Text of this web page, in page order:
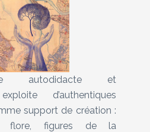
autodidacte et
d’authentiques
support de création :
flore, figures de la